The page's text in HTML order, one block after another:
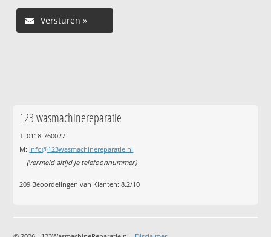
123 wasmachinereparatie
T: 0118-760027
M: info@123wasmachinereparatie.nl
(vermeld altijd je telefoonnummer)
209 Beoordelingen van Klanten:8.2/10